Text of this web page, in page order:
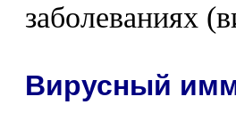
заболеваниях
Вирусный